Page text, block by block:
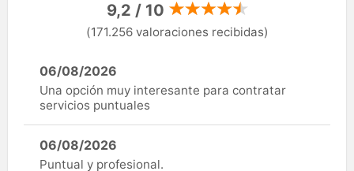
9,2 / 10
(171.256 valoraciones recibidas)
06/08/2026
Una opción muy interesante para contratar
servicios puntuales
06/08/2026
Puntual y profesional.